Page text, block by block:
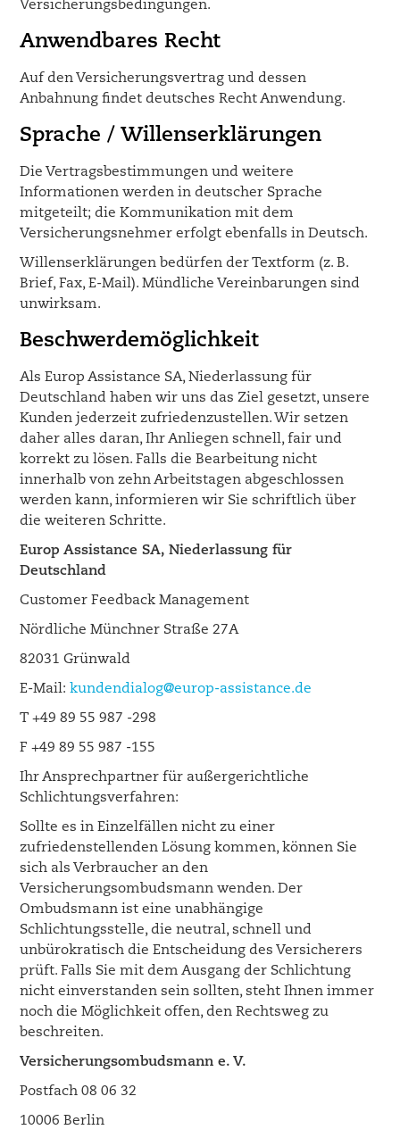
Versicherungsbedingungen.
Anwendbares Recht
Auf den Versicherungsvertrag und dessen
Anbahnung findet deutsches Recht Anwendung.
Sprache / Willenserklärungen
Die Vertragsbestimmungen und weitere
Informationen werden in deutscher Sprache
mitgeteilt; die Kommunikation mit dem
Versicherungsnehmer erfolgt ebenfalls in Deutsch.
Willenserklärungen bedürfen der Textform (z. B.
Brief, Fax, E-Mail). Mündliche Vereinbarungen sind
unwirksam.
Beschwerdemöglichkeit
Als Europ Assistance SA, Niederlassung für
Deutschland haben wir uns das Ziel gesetzt, unsere
Kunden jederzeit zufriedenzustellen. Wir setzen
daher alles daran, Ihr Anliegen schnell, fair und
korrekt zu lösen. Falls die Bearbeitung nicht
innerhalb von zehn Arbeitstagen abgeschlossen
werden kann, informieren wir Sie schriftlich über
die weiteren Schritte.
Europ Assistance SA, Niederlassung für
Deutschland
Customer Feedback Management
Nördliche Münchner Straße 27A
82031 Grünwald
E-Mail:kundendialog@europ-assistance.de
T +49 89 55 987 -298
F +49 89 55 987 -155
Ihr Ansprechpartner für außergerichtliche
Schlichtungsverfahren:
Sollte es in Einzelfällen nicht zu einer
zufriedenstellenden Lösung kommen, können Sie
sich als Verbraucher an den
Versicherungsombudsmann wenden. Der
Ombudsmann ist eine unabhängige
Schlichtungsstelle, die neutral, schnell und
unbürokratisch die Entscheidung des Versicherers
prüft. Falls Sie mit dem Ausgang der Schlichtung
nicht einverstanden sein sollten, steht Ihnen immer
noch die Möglichkeit offen, den Rechtsweg zu
beschreiten.
Versicherungsombudsmann e. V.
Postfach 08 06 32
10006 Berlin